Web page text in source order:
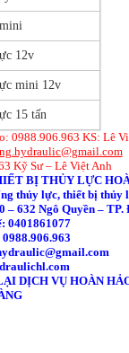
12v
mini 12v
15 tấn
0988.906.963 KS: Lê
Kỹ Sư – Lê Việt Anh
BỊ THỦY LỰC
thủy lực, thiết bị thủy
632 Ngô Quyền – TP.
0401861077
DỊCH VỤ HOÀN